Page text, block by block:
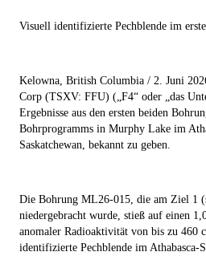
Visuell identifizierte Pechblende im
Kelowna, British Columbia / 2. Juni
Corp (TSXV: FFU) („ F4“ oder „das
Ergebnisse aus den ersten beiden
Bohrprogramms in Murphy Lake im
Saskatchewan, bekannt zu geben.
Die Bohrung ML26-015, die am Ziel 1
niedergebracht wurde, stieß auf einen
anomaler Radioaktivität von bis zu 460
identifizierte Pechblende im Athabasca-